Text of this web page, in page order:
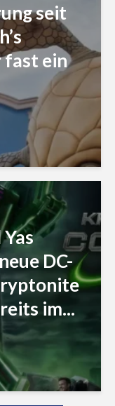
seit
fast ein
DC-
im...